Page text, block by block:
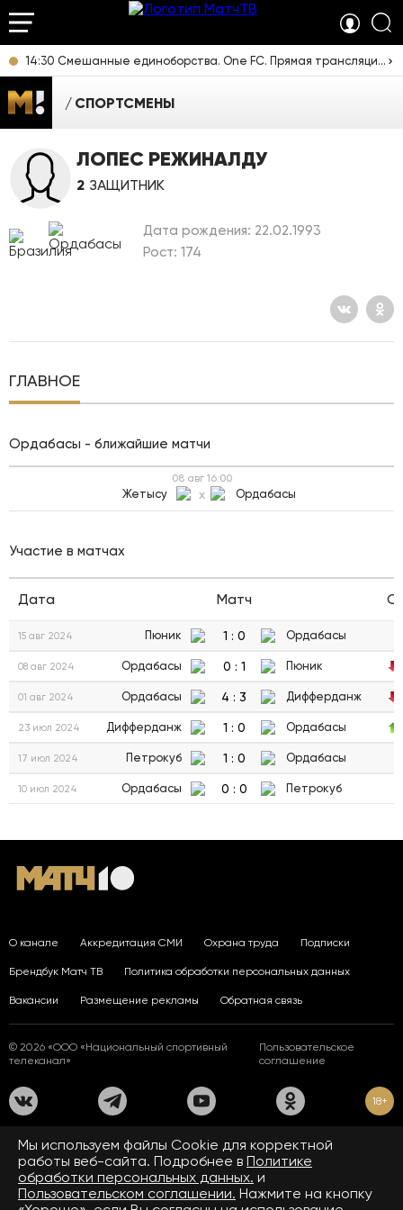
14:30 Смешанные единоборства. One FC. Прямая трансляция из Таиланда
СПОРТСМЕНЫ
ЛОПЕС РЕЖИНАЛДУ
2 ЗАЩИТНИК
Дата рождения: 22.02.1993
Рост: 174
ГЛАВНОЕ
Ордабасы - ближайшие матчи
08 авг 16:00
Жетысу x Ордабасы
Участие в матчах
Дата Матч
15 авг 2024 Пюник 1 : 0 Ордабасы
08 авг 2024 Ордабасы 0 : 1 Пюник
01 авг 2024 Ордабасы 4 : 3 Дифферданж
23 июл 2024 Дифферданж 1 : 0 Ордабасы
17 июл 2024 Петрокуб 1 : 0 Ордабасы
10 июл 2024 Ордабасы 0 : 0 Петрокуб
О канале Аккредитация СМИ Охрана труда Подписки
Брендбук Матч ТВ Политика обработки персональных данных
Вакансии Размещение рекламы Обратная связь
© 2026 «ООО «Национальный спортивный
телеканал»
Пользовательское
соглашение
18+
На сайте применяются рекомендательные технологии. Подробнее
Правилах применения рекомендательных технологий.
Средство массовой информации сетевое издание «www.matchtv.ru»
зарегистрировано Федеральной службой по надзору в сфере связи,
информационных технологий и массовых коммуникаций (Роскомнадзор).
Мы используем файлы Сookie для корректной
работы веб-сайта. Подробнее в Политике
обработки персональных данных. и
Пользовательском соглашении. Нажмите на кнопку